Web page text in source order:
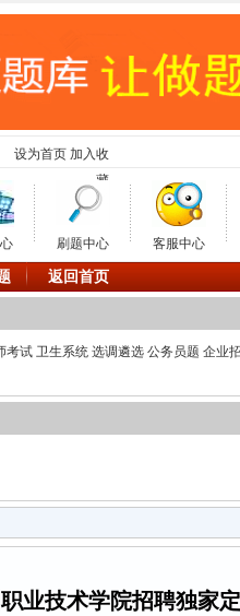
设为首页 加入收
藏
刷题中心 客服中心
返回首页
考试 卫生系统 选调遴选 公务员题 企业
业技术学院招聘独家